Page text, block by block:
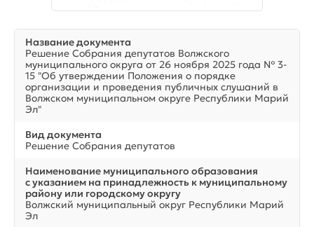
Название документа
Решение Собрания депутатов Волжского
муниципального округа от 26 ноября 2025 года № 3-
15 "Об утверждении Положения о порядке
организации и проведения публичных слушаний в
Волжском муниципальном округе Республики Марий
Эл"
Вид документа
Решение Собрания депутатов
Наименование муниципального образования
с указанием на принадлежность к муниципальному
району или городскому округу
Волжский муниципальный округ Республики Марий
Эл